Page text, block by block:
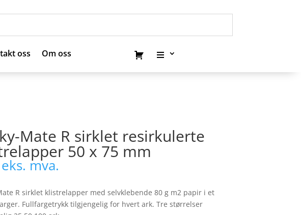
oss Om oss
oss Om oss
Mate R sirklet resirkulerte
50 x 75 mm
eks. mva.
R sirklet klistrelapper med selvklebende 80 g m2 papir i et
Fullfargetrykk tilgjengelig for hvert ark. Tre størrelser